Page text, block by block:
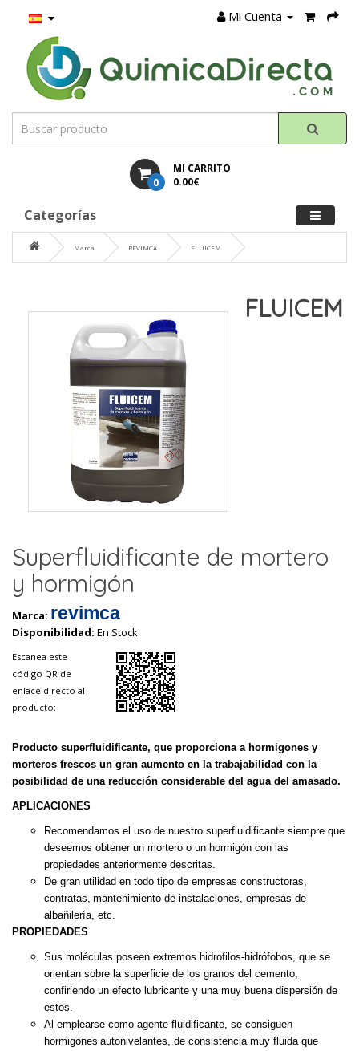
Mi Cuenta
MI CARRITO
0 0.00€
Categorías
Marca REVIMCA FLUICEM
FLUICEM
Superfluidificante de mortero
y hormigón
Marca: revimca
Disponibilidad: En Stock
Escanea este
código QR de
enlace directo al
producto:
Producto superfluidificante, que proporciona a hormigones y
morteros frescos un gran aumento en la trabajabilidad con la
posibilidad de una reducción considerable del agua del amasado.
APLICACIONES
Recomendamos el uso de nuestro superfluidificante siempre que
deseemos obtener un mortero o un hormigón con las
propiedades anteriormente descritas.
De gran utilidad en todo tipo de empresas constructoras,
contratas, mantenimiento de instalaciones, empresas de
albañilería, etc.
PROPIEDADES
Sus moléculas poseen extremos hidrofilos-hidrófobos, que se
orientan sobre la superficie de los granos del cemento,
confiriendo un efecto lubricante y una muy buena dispersión de
estos.
Al emplearse como agente fluidificante, se consiguen
hormigones autonivelantes, de consistencia muy fluida que